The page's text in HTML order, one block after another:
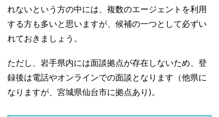
れないという方の中には、複数のエージェントを利用
する方も多いと思いますが、候補の一つとして必ずい
れておきましょう。
ただし、岩手県内には面談拠点が存在しないため、登
録後は電話やオンラインでの面談となります（他県に
なりますが、宮城県仙台市に拠点あり)。